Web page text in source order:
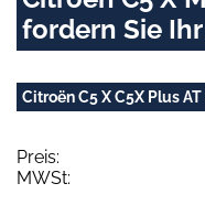
fordern Sie
Citroën C5 X C5X Plus
Preis:
MWSt: